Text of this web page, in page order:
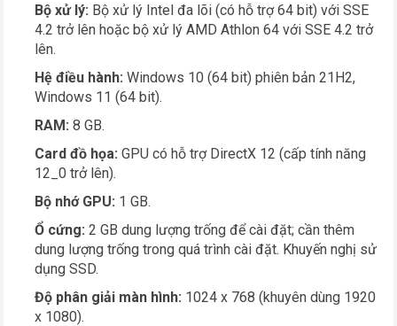
Bộ xử lý: Bộ xử lý Intel đa lõi (có hỗ trợ 64 bit) với SSE
4.2 trở lên hoặc bộ xử lý AMD Athlon 64 với SSE 4.2 trở
lên.
Hệ điều hành: Windows 10 (64 bit) phiên bản 21H2,
Windows 11 (64 bit).
RAM: 8 GB.
Card đồ họa: GPU có hỗ trợ DirectX 12 (cấp tính năng
12_0 trở lên).
Bộ nhớ GPU: 1 GB.
Ổ cứng: 2 GB dung lượng trống để cài đặt; cần thêm
dung lượng trống trong quá trình cài đặt. Khuyến nghị sử
dụng SSD.
Độ phân giải màn hình: 1024 x 768 (khuyên dùng 1920
x 1080).